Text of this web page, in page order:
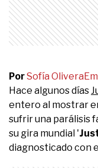
PorSofía Olivera
Hace algunos días
entero al mostrar
sufrir una parálisis
su gira mundial '
diagnosticado con